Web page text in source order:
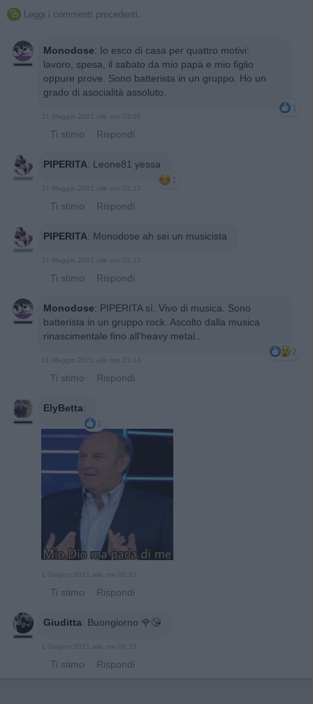
 Leggi i commenti precedenti...
Monodose: Io esco di casa per quattro motivi:
lavoro, spesa, il sabato da mio papà e mio figlio
oppure prove. Sono batterista in un gruppo. Ho un
grado di asocialità assoluto.
1
31 Maggio 2021 alle ore 23:08
· Ti stimo · Rispondi
PIPERITA: Leone81 yessa
1
31 Maggio 2021 alle ore 23:12
· Ti stimo · Rispondi
PIPERITA: Monodose ah sei un musicista
31 Maggio 2021 alle ore 23:12
· Ti stimo · Rispondi
Monodose: PIPERITA sì. Vivo di musica. Sono
batterista in un gruppo rock. Ascolto dalla musica
rinascimentale fino all'heavy metal...
2
31 Maggio 2021 alle ore 23:14
· Ti stimo · Rispondi
ElyBetta:
1
1 Giugno 2021 alle ore 00:31
· Ti stimo · Rispondi
Giuditta: Buongiorno 🌹😘
1 Giugno 2021 alle ore 06:15
· Ti stimo · Rispondi